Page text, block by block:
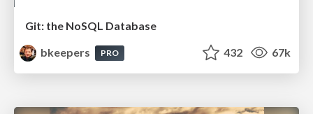
Git: the NoSQL Database
bkeepers
PRO 432 67k